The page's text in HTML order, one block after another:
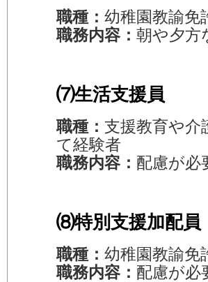
職種： 幼稚園教諭免
職務内容： 朝や夕方
⑺生活支援員
職種： 支援教育や介
て経験者
職務内容： 配慮が必
⑻特別支援加配員
職種： 幼稚園教諭免
職務内容： 配慮が必